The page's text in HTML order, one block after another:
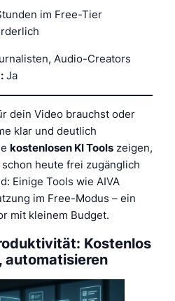
im Free-Tier
Audio-Creators
Ja
dein Video brauchst oder
klar und deutlich
kostenlosen KI Tools zeigen,
heute frei zugänglich
Einige Tools wie AIVA
im Free-Modus – ein
mit kleinem Budget.
Kostenlos
automatisieren